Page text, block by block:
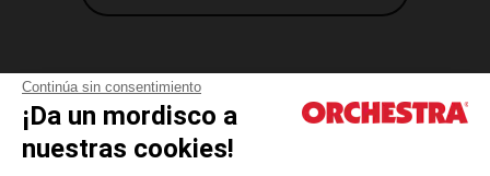
Continúa sin consentimiento
¡Da un mordisco a
nuestras cookies!
Condiciones generales de venta
Aviso Legal
*Condiciones de las ofertas actuales